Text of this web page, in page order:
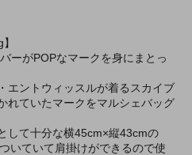
ーがPOPなマークを身にまとっ
エントウィッスルが着るスカイブ
れていたマークをマルシェバッグ
して十分な横45cm×縦43cmの
いていて肩掛けができるので使